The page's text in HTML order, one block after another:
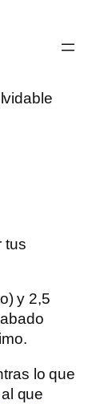
tus
y 2,5
lo que
que